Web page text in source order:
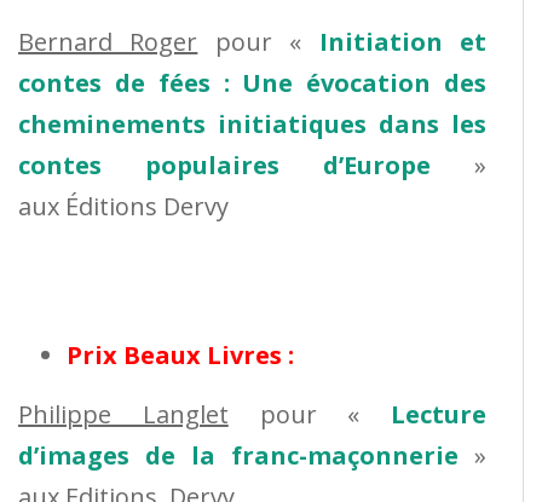
Bernard Roger pour « Initiation et
contes de fées : Une évocation des
cheminements initiatiques dans les
contes populaires d’Europe »
aux Éditions Dervy
Prix Beaux Livres :
Philippe Langlet pour « Lecture
d’images de la franc-maçonnerie »